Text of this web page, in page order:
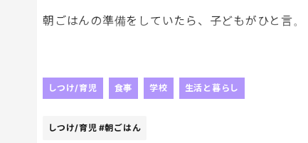
朝ごはんの準備をしていたら、子どもがひと言。
え、朝から？
こっちはパンとかヨーグルトを想像していたの
しつけ/育児 食事 学校 生活と暮らし
しつけ/育児 #朝ごはん